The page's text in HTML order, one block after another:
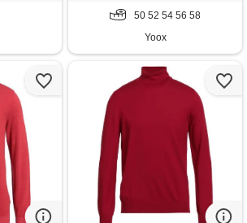
50 52 54 56 58
Yoox